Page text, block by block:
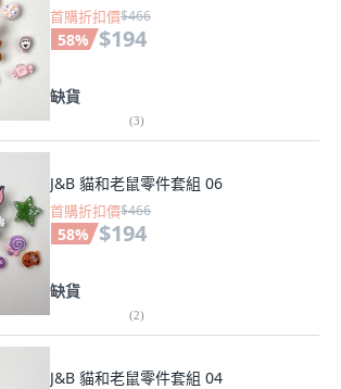
首購折扣價$466
58% $194
缺貨
(3)
J&B 貓和老鼠零件套組 06
首購折扣價$466
58% $194
缺貨
(2)
J&B 貓和老鼠零件套組 04